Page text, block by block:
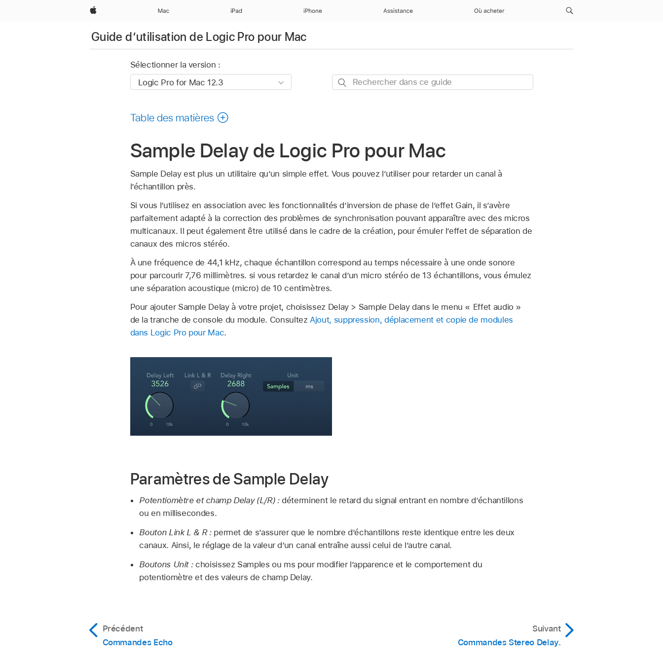
Apple Mac iPad iPhone Assistance Où acheter
Guide d’utilisation de Logic Pro pour Mac
Sélectionner la version :
Rechercher
Table des matières
Sample Delay de Logic Pro pour Mac
Sample Delay est plus un utilitaire qu’un simple effet. Vous pouvez l’utiliser pour retarder un canal à
l’échantillon près.
Si vous l’utilisez en association avec les fonctionnalités d’inversion de phase de l’effet Gain, il s’avère
parfaitement adapté à la correction des problèmes de synchronisation pouvant apparaître avec des micros
multicanaux. Il peut également être utilisé dans le cadre de la création, pour émuler l’effet de séparation de
canaux des micros stéréo.
À une fréquence de 44,1 kHz, chaque échantillon correspond au temps nécessaire à une onde sonore
pour parcourir 7,76 millimètres. si vous retardez le canal d’un micro stéréo de 13 échantillons, vous émulez
une séparation acoustique (micro) de 10 centimètres.
Pour ajouter Sample Delay à votre projet, choisissez Delay > Sample Delay dans le menu « Effet audio »
de la tranche de console du module. Consultez Ajout, suppression, déplacement et copie de modules
dans Logic Pro pour Mac.
Paramètres de Sample Delay
Potentiomètre et champ Delay (L/R) :déterminent le retard du signal entrant en nombre d’échantillons
ou en millisecondes.
Bouton Link L & R :permet de s’assurer que le nombre d’échantillons reste identique entre les deux
canaux. Ainsi, le réglage de la valeur d’un canal entraîne aussi celui de l’autre canal.
Boutons Unit :choisissez Samples ou ms pour modifier l’apparence et le comportement du
potentiomètre et des valeurs de champ Delay.
Précédent
Commandes Echo
Suivant
Commandes Stereo Delay.